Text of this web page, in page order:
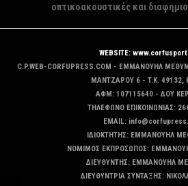
οπτικοακουστικές και
WEBSITE:
C.P.WEB-CORFUPRESS.COM - ΕΜΜΑΝΟΥΗΛ
MANTZAΡΟΥ 6 - T.K. 49132,
ΑΦΜ: 107115640 - ΔΟΥ
ΤΗΛΕΦΩΝΟ ΕΠΙΚΟΙΝΩΝΙΑΣ:
EMAIL:
ΙΔΙΟΚΤΗΤΗΣ: EMMANOYΗΛ
ΝΟΜΙΜΟΣ ΕΚΠΡΟΣΩΠΟΣ:
ΔΙΕΥΘΥΝΤΗΣ: EMMANOYΗΛ
ΔΙΕΥΘΥΝΤΡΙΑ ΣΥΝΤΑΞΗΣ: